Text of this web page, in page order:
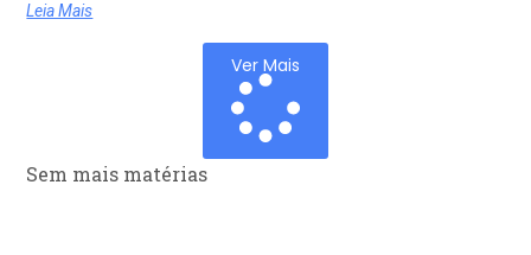
Leia Mais
Ver Mais
Sem mais matérias